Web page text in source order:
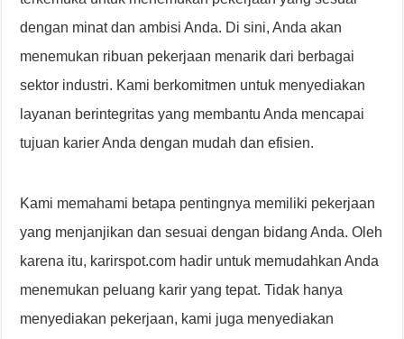
dengan minat dan ambisi Anda. Di sini, Anda akan
menemukan ribuan pekerjaan menarik dari berbagai
sektor industri. Kami berkomitmen untuk menyediakan
layanan berintegritas yang membantu Anda mencapai
tujuan karier Anda dengan mudah dan efisien.
Kami memahami betapa pentingnya memiliki pekerjaan
yang menjanjikan dan sesuai dengan bidang Anda. Oleh
karena itu, karirspot.com hadir untuk memudahkan Anda
menemukan peluang karir yang tepat. Tidak hanya
menyediakan pekerjaan, kami juga menyediakan